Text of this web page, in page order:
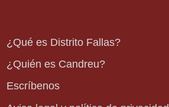
¿Qué es Distrito Fallas?
¿Quién es Candreu?
Escríbenos